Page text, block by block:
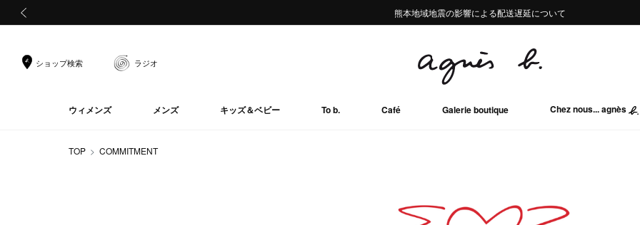
熊本地域地震の影響による配送遅延について
Summer Sale 2buy10%OFF!!
熊本地域地震の影響による配送遅延について
Summer Sale 2buy10%OFF!!
ショップ検索 ラジオ
ウィメンズ メンズ キッズ＆ベビー To b. Café Galerie boutique Chez nous... agnès
TOP COMMITMENT